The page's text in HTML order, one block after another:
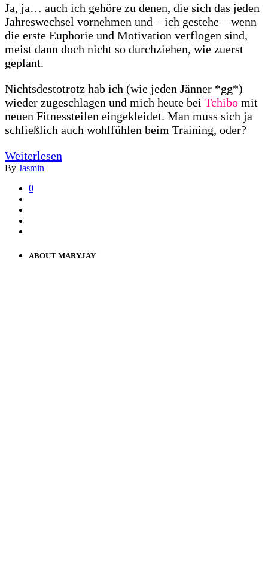
Ja, ja… auch ich gehöre zu denen, die sich das jeden
Jahreswechsel vornehmen und – ich gestehe – wenn
die erste Euphorie und Motivation verflogen sind,
meist dann doch nicht so durchziehen, wie zuerst
geplant.
Nichtsdestotrotz hab ich (wie jeden Jänner *gg*)
wieder zugeschlagen und mich heute bei Tchibo mit
neuen Fitnessteilen eingekleidet. Man muss sich ja
schließlich auch wohlfühlen beim Training, oder?
Weiterlesen
By Jasmin
0
ABOUT MARYJAY